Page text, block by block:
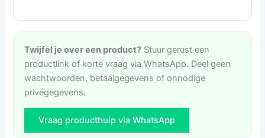
Twijfel je over een product? Stuur gerust een
productlink of korte vraag via WhatsApp. Deel geen
wachtwoorden, betaalgegevens of onnodige
privégegevens.
Vraag producthulp via WhatsApp